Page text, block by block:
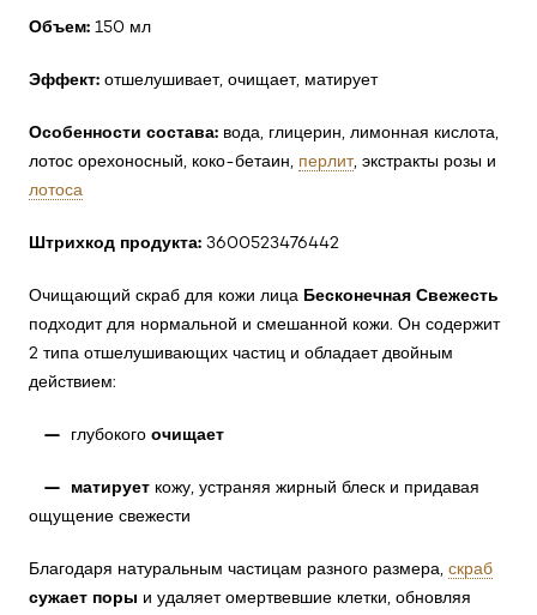
Объем: 150 мл
Эффект: отшелушивает, очищает, матирует
Особенности состава: вода, глицерин, лимонная кислота,
лотос орехоносный, коко-бетаин, перлит, экстракты розы и
лотоса
Штрихкод продукта: 3600523476442
Очищающий скраб для кожи лица Бесконечная Свежесть
подходит для нормальной и смешанной кожи. Он содержит
2 типа отшелушивающих частиц и обладает двойным
действием:
— глубокого очищает
— матирует кожу, устраняя жирный блеск и придавая
ощущение свежести
Благодаря натуральным частицам разного размера, скраб
сужает поры и удаляет омертвевшие клетки, обновляя